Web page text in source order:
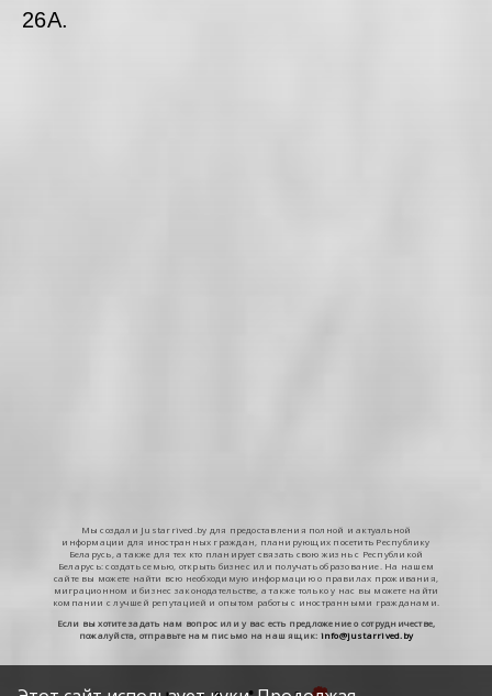
26А.
Мы создали Justarrived.by для предоставления полной и актуальной
информации для иностранных граждан, планирующих посетить Республику
Беларусь, а также для тех кто планирует связать свою жизнь с Республикой
Беларусь: создать семью, открыть бизнес или получать образование. На нашем
сайте вы можете найти всю необходимую информацию о правилах проживания,
миграционном и бизнес законодательстве, а также только у нас вы можете найти
компании с лучшей репутацией и опытом работы с иностранными гражданами.
Если вы хотите задать нам вопрос или у вас есть предложение о сотрудничестве,
пожалуйста, отправьте нам письмо на наш ящик: info@justarrived.by